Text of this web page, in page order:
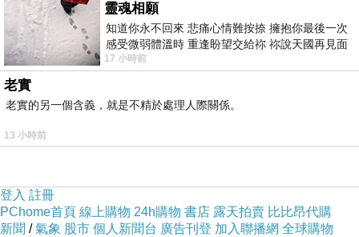
2023-09-28 11:36:58
挨餓.....試試.....二天就感覺神清氣爽...呵....
2022-09-24 07:07:17
祈
健康平安
靈魂相願
知道你永不回來 悲痛心情難按捺 擁抱你最後一次
感受微弱體溫時 重逢盼望交給祢 祢說天國再見面
此刻忍淚說別離 他日靈魂再
17 小時前
老實
老實的另一個含義，就是不精於處理人際關係。
13 小時前
登入 註冊
PChome首頁 線上購物 24h購物 書店 露天拍賣 比比昂代購
新聞 /氣象 股市 個人新聞台 廣告刊登 加入聯播網 全球購物